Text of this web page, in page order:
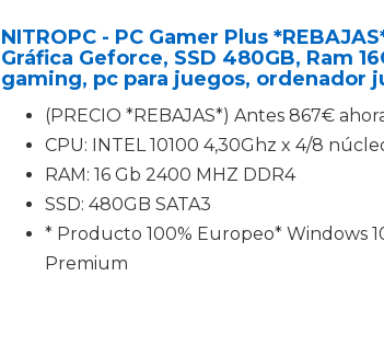
NITROPC - PC Gamer Plus
Gráfica Geforce, SSD 480GB, Ram
gaming, pc para juegos, ordenador
(PRECIO *REBAJAS*) Antes 867€
CPU: INTEL 10100 4,30Ghz x 4/8
RAM: 16 Gb 2400 MHZ DDR4
SSD: 480GB SATA3
* Producto 100% Europeo* Windows
Premium